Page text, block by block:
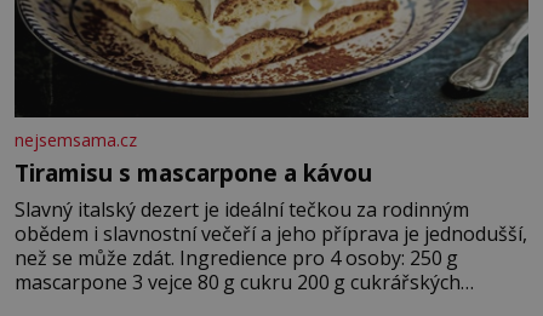
nejsemsama.cz
Tiramisu s mascarpone a kávou
Slavný italský dezert je ideální tečkou za rodinným
obědem i slavnostní večeří a jeho příprava je jednodušší,
než se může zdát. Ingredience pro 4 osoby: 250 g
mascarpone 3 vejce 80 g cukru 200 g cukrářských